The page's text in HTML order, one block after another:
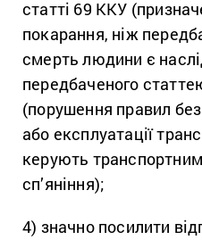
статті 69 ККУ
покарання, ніж
смерть людини є
передбаченого
(порушення правил
або експлуатації
керують
сп’яніння);
4) значно посилити